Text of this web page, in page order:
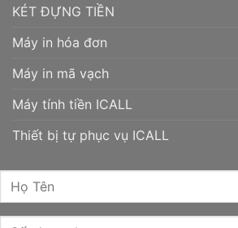
KÉT ĐỰNG TIỀN
Máy in hóa đơn
Máy in mã vạch
Máy tính tiền ICALL
Thiết bị tự phục vụ ICALL